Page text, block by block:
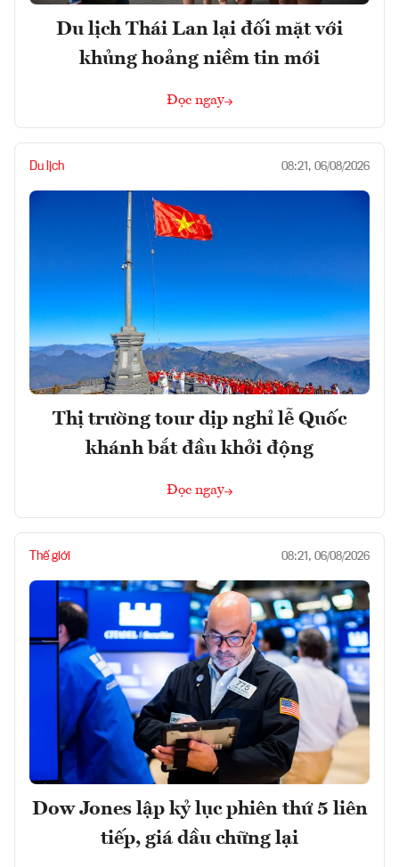
Du lịch Thái Lan lại đối mặt với
khủng hoảng niềm tin mới
Đọc ngay
Du lịch 08:21, 06/08/2026
Thị trường tour dịp nghỉ lễ Quốc
khánh bắt đầu khởi động
Đọc ngay
Thế giới 08:21, 06/08/2026
Dow Jones lập kỷ lục phiên thứ 5 liên
tiếp, giá dầu chững lại